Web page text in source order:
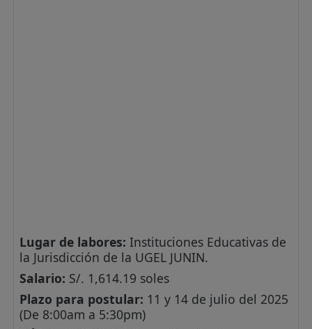
Lugar de labores: Instituciones Educativas de
la Jurisdicción de la UGEL JUNIN.
Salario: S/. 1,614.19 soles
Plazo para postular: 11 y 14 de julio del 2025
(De 8:00am a 5:30pm)